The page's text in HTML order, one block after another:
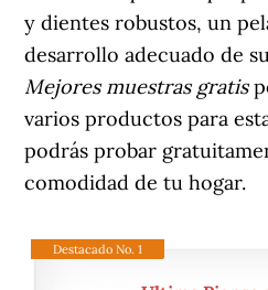
y dientes robustos, un
desarrollo adecuado de
Mejores muestras gratis
varios productos para
podrás probar
comodidad de tu hogar.
Destacado No. 1